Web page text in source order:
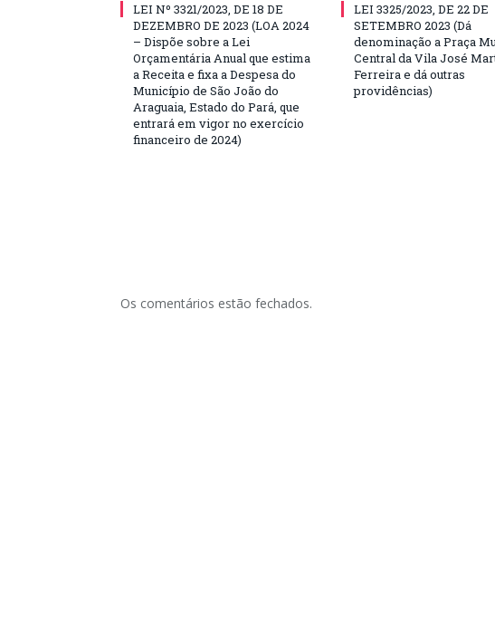
LEI Nº 3321/2023, DE 18 DE
DEZEMBRO DE 2023 (LOA 2024
– Dispõe sobre a Lei
Orçamentária Anual que estima
a Receita e fixa a Despesa do
Município de São João do
Araguaia, Estado do Pará, que
entrará em vigor no exercício
financeiro de 2024)
LEI 3325/2023, DE 22 DE
SETEMBRO 2023 (Dá
denominação a Praça
Central da Vila José
Ferreira e dá outras
providências)
Os comentários estão fechados.